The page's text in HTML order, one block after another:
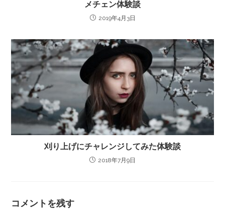
メチェン体験談
2019年4月3日
刈り上げにチャレンジしてみた体験談
2018年7月9日
コメントを残す